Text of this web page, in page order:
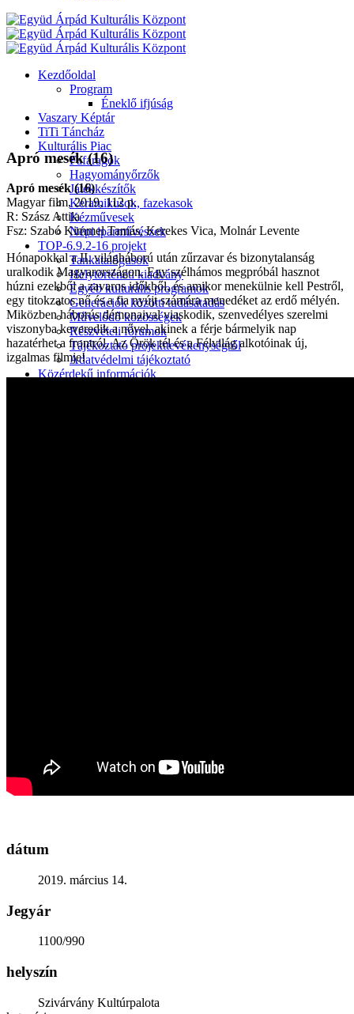
Kezdőoldal
Program
Éneklő ifjúság
Vaszary Képtár
TiTi Táncház
Kulturális Piac
Fafaragók
Hagyományőrzők
Játékkészítők
Keramikusok, fazekasok
Kézművesek
Népi iparművészek
TOP-6.9.2-16 projekt
Tankatalógusok
Helytörténeti kiadvány
Egyéb kulturális programok
Generációk közötti tudásátadás
Művelődő közösségek
Részvételi fórumok
Tájékoztató projekttevékenységről
Adatvédelmi tájékoztató
Közérdekű információk
Adatkezelési tájékoztató
Rendezvényeinkről
Apró mesék (16)
Apró mesék (16)
Magyar film, 2019, 112 p.
R: Szász Attila
Fsz: Szabó Kimmel Tamás, Kerekes Vica, Molnár Levente
Hónapokkal a II. világháború után zűrzavar és bizonytalanság
uralkodik Magyarországon. Egy szélhámos megpróbál hasznot
húzni ezekből a zavaros időkből, és amikor menekülnie kell Pestről,
egy titokzatos nő és a fia nyújt számára menedéket az erdő mélyén.
Miközben háborús démonaival viaskodik, szenvedélyes szerelmi
viszonyba keveredik a nővel, akinek a férje bármelyik nap
hazatérhet a frontról. Az Örök tél és a Félvilág alkotóinak új,
izgalmas filmje!
dátum
2019. március 14.
Jegyár
1100/990
helyszín
Szivárvány Kultúrpalota